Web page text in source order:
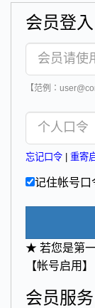
会员登入
【范例：
忘记口令 重寄
记住帐号口
★ 若您是第
【帐号启用】
会员服